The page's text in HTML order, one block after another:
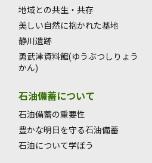
地域との共生・共存
美しい自然に抱かれた基地
静川遺跡
勇武津資料館(ゆうぶつしりょう
かん)
石油備蓄について
石油備蓄の重要性
豊かな明日を守る石油備蓄
石油について学ぼう